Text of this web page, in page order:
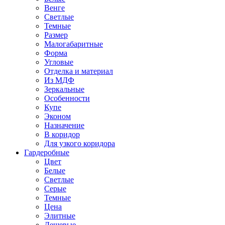
Венге
Светлые
Темные
Размер
Малогабаритные
Форма
Угловые
Отделка и материал
Из МДФ
Зеркальные
Особенности
Купе
Эконом
Назначение
В коридор
Для узкого коридора
Гардеробные
Цвет
Белые
Светлые
Серые
Темные
Цена
Элитные